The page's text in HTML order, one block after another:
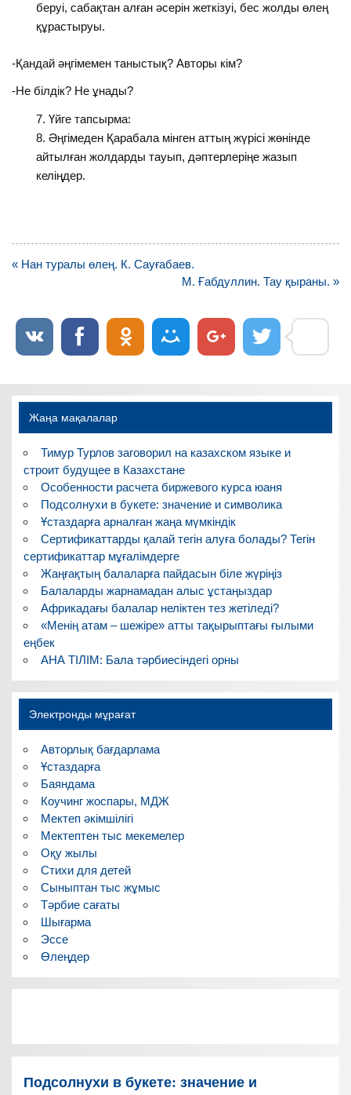
беруі, сабақтан алған әсерін жеткізуі, бес жолды өлең
құрастыруы.
-Қандай әңгімемен таныстық? Авторы кім?
-Не білдік? Не ұнады?
Үйге тапсырма:
Әңгімеден Қарабала мінген аттың жүрісі жөнінде
айтылған жолдарды тауып, дәптерлеріңе жазып
келіңдер.
Навигация
« Нан туралы өлең. К. Сауғабаев.
М. Ғабдуллин. Тау қыраны. »
Жаңа мақалалар
Тимур Турлов заговорил на казахском языке и
строит будущее в Казахстане
Особенности расчета биржевого курса юаня
Подсолнухи в букете: значение и символика
Ұстаздарға арналған жаңа мүмкіндік
Сертификаттарды қалай тегін алуға болады? Тегін
сертификаттар мұғалімдерге
Жаңғақтың балаларға пайдасын біле жүріңіз
Балаларды жарнамадан алыс ұстаңыздар
Африкадағы балалар неліктен тез жетіледі?
«Менің атам – шежіре» атты тақырыптағы ғылыми
еңбек
АНА ТІЛІМ: Бала тәрбиесіндегі орны
Электронды мұрағат
Авторлық бағдарлама
Ұстаздарға
Баяндама
Коучинг жоспары, МДЖ
Мектеп әкімшілігі
Мектептен тыс мекемелер
Оқу жылы
Стихи для детей
Сыныптан тыс жұмыс
Тәрбие сағаты
Шығарма
Эссе
Өлеңдер
Подсолнухи в букете: значение и